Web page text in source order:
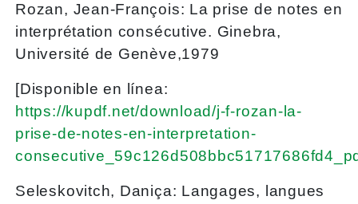
Rozan, Jean-François: La prise de notes en
interprétation consécutive. Ginebra,
Université de Genève,1979
[Disponible en línea:
https://kupdf.net/download/j-f-rozan-la-
prise-de-notes-en-interpretation-
Seleskovitch, Daniça: Langages, langues